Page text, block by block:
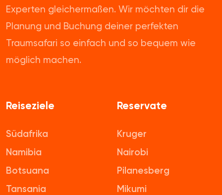
Experten gleichermaßen. Wir möchten dir die
Planung und Buchung deiner perfekten
Traumsafari so einfach und so bequem wie
möglich machen.
Reiseziele
Südafrika
Namibia
Botsuana
Tansania
Reservate
Kruger
Nairobi
Pilanesberg
Mikumi